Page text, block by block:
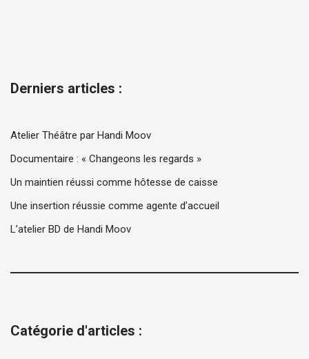
Derniers articles :
Atelier Théâtre par Handi Moov
Documentaire : « Changeons les regards »
Un maintien réussi comme hôtesse de caisse
Une insertion réussie comme agente d’accueil
L’atelier BD de Handi Moov
Catégorie d'articles :